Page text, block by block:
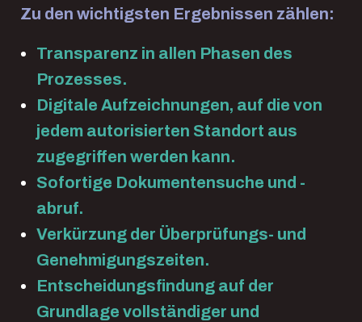
Zu den wichtigsten Ergebnissen zählen:
Transparenz in allen Phasen des
Prozesses.
Digitale Aufzeichnungen, auf die von
jedem autorisierten Standort aus
zugegriffen werden kann.
Sofortige Dokumentensuche und -
abruf.
Verkürzung der Überprüfungs- und
Genehmigungszeiten.
Entscheidungsfindung auf der
Grundlage vollständiger und